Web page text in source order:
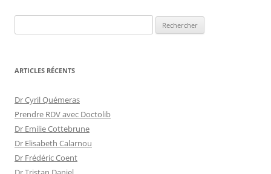
ARTICLES RÉCENTS
Dr Cyril Quémeras
Prendre RDV avec Doctolib
Dr Emilie Cottebrune
Dr Elisabeth Calarnou
Dr Frédéric Coent